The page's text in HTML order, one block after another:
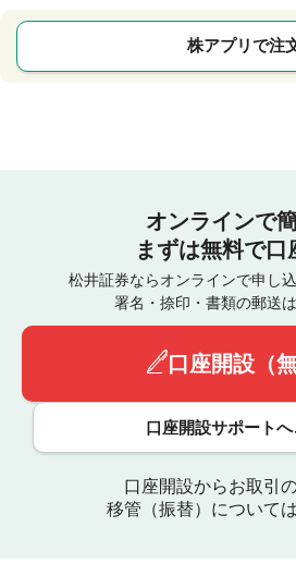
株アプリで注
オンラインで簡
まずは無料で口
松井証券ならオンラインで申し
署名・捺印・書類の郵送は
口座開設（無
口座開設サポート
口座開設からお取引
移管（振替）について